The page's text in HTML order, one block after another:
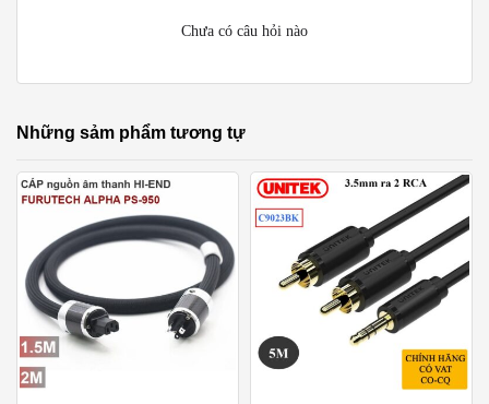
Chưa có câu hỏi nào
Những sảm phẩm tương tự